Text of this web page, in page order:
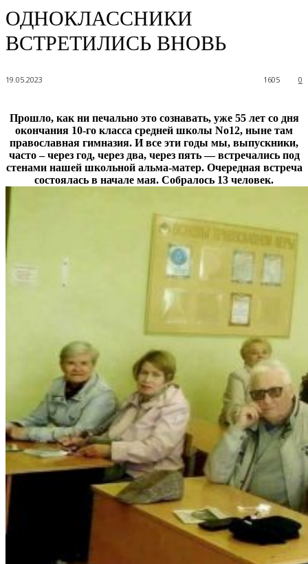
ОДНОКЛАССНИКИ
ВСТРЕТИЛИСЬ ВНОВЬ
19.05.2023 0
1605
Прошло, как ни печально это сознавать, уже 55 лет со дня
окончания 10-го класса средней школы No12, ныне там
православная гимназия. И все эти годы мы, выпускники,
часто – через год, через два, через пять — встречались под
стенами нашей школьной альма-матер. Очередная встреча
состоялась в начале мая. Собралось 13 человек.